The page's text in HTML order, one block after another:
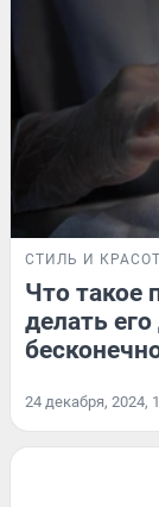
СТИЛЬ И
Что такое
делать
24 декабря, 2024,